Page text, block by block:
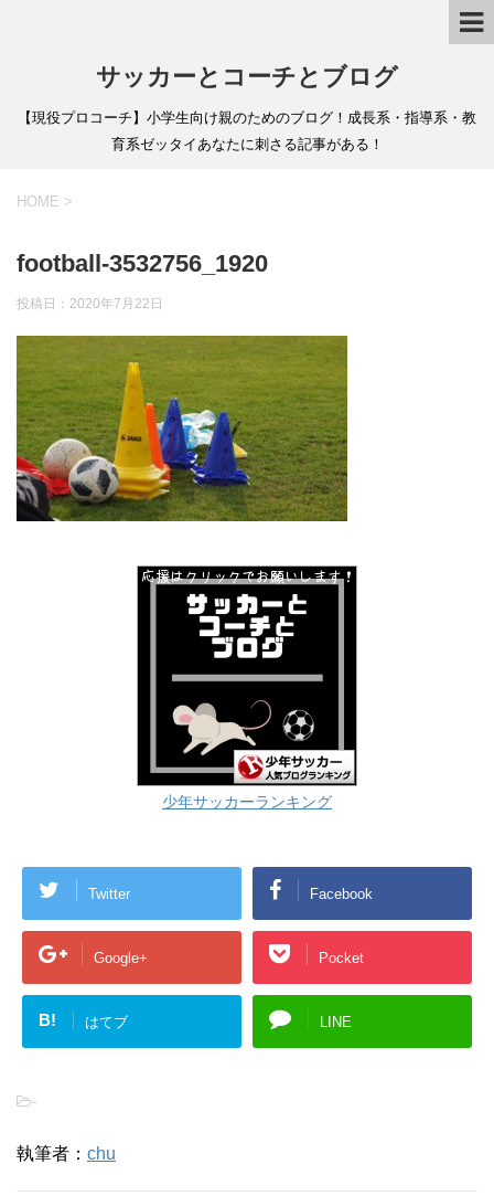
サッカーとコーチとブログ
【現役プロコーチ】小学生向け親のためのブログ！成長系・指導系・教
育系ゼッタイあなたに刺さる記事がある！
HOME >
football-3532756_1920
投稿日： 2020年7月22日
少年サッカーランキング
Twitter Facebook
Google+ Pocket
B! はてブ LINE
-
執筆者： chu